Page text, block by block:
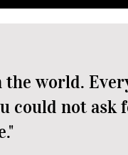
the world.
could not ask